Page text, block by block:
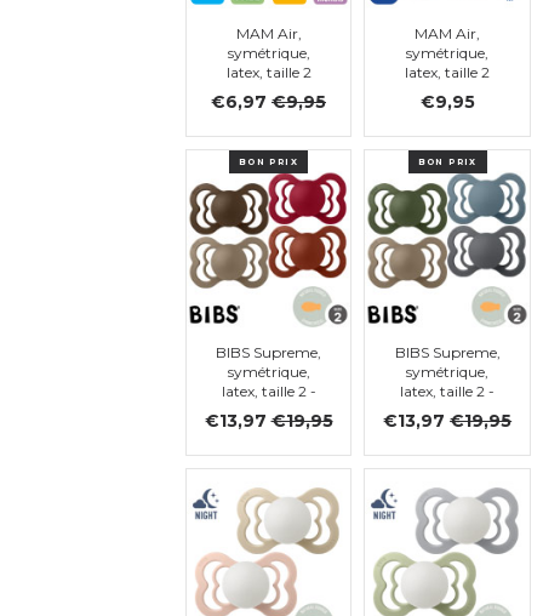
MAM Air,
symétrique,
latex, taille 2
(rose,
transparent)
€6,97 €9,95
MAM Air,
symétrique,
latex, taille 2
€9,95
BON PRIX
BIBS Supreme,
symétrique,
latex, taille 2 -
Dark oak, Ruby,
€13,97 €19,95
BON PRIX
BIBS Supreme,
symétrique,
latex, taille 2 -
Iron, Hunter
Oak)
€13,97 €19,95